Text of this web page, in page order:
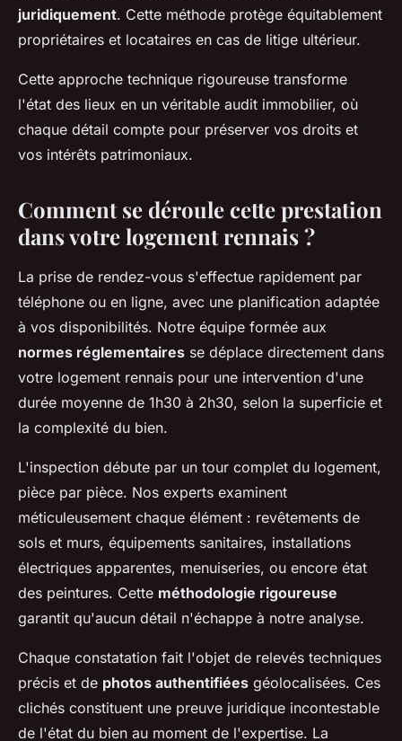
juridiquement. Cette méthode protège équitablement
propriétaires et locataires en cas de litige ultérieur.
Cette approche technique rigoureuse transforme
l'état des lieux en un véritable audit immobilier, où
chaque détail compte pour préserver vos droits et
vos intérêts patrimoniaux.
Comment se déroule cette prestation
dans votre logement rennais ?
La prise de rendez-vous s'effectue rapidement par
téléphone ou en ligne, avec une planification adaptée
à vos disponibilités. Notre équipe formée aux
normes réglementaires se déplace directement dans
votre logement rennais pour une intervention d'une
durée moyenne de 1h30 à 2h30, selon la superficie et
la complexité du bien.
L'inspection débute par un tour complet du logement,
pièce par pièce. Nos experts examinent
méticuleusement chaque élément : revêtements de
sols et murs, équipements sanitaires, installations
électriques apparentes, menuiseries, ou encore état
des peintures. Cette méthodologie rigoureuse
garantit qu'aucun détail n'échappe à notre analyse.
Chaque constatation fait l'objet de relevés techniques
précis et de photos authentifiées géolocalisées. Ces
clichés constituent une preuve juridique incontestable
de l'état du bien au moment de l'expertise. La